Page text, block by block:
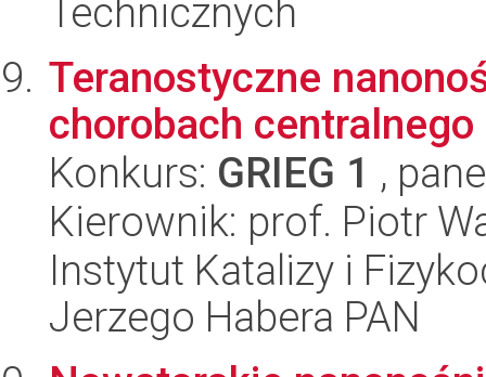
Technicznych
Teranostyczne
chorobach
Konkurs: GRIEG 1 ,
Kierownik: prof. Piotr
Instytut Katalizy i
Jerzego Habera PAN